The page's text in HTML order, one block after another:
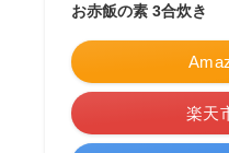
お赤飯の素 3合炊き
楽天